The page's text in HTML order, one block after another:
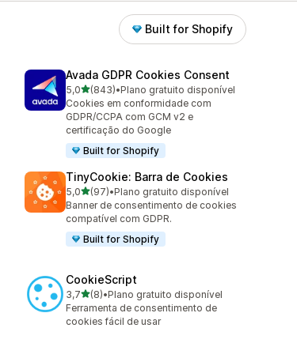
Built for Shopify
Avada GDPR Cookies Consent
5,0de 5 estrelas
(843)
843 avaliações ao todo
•Plano gratuito disponível
Cookies em conformidade com
GDPR/CCPA com GCM v2 e
certificação do Google
Built for Shopify
TinyCookie: Barra de Cookies
5,0de 5 estrelas
(97)
97 avaliações ao todo
•Plano gratuito disponível
Banner de consentimento de cookies
compatível com GDPR.
Built for Shopify
CookieScript
3,7de 5 estrelas
(8)
8 avaliações ao todo
•Plano gratuito disponível
Ferramenta de consentimento de
cookies fácil de usar